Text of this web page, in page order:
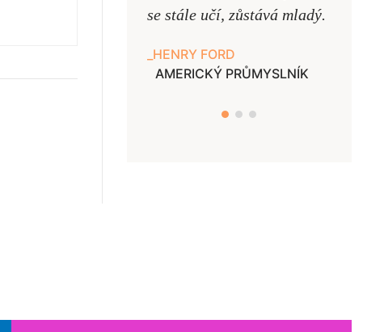
se stále učí, zůstává mladý.
HENRY FORD
AMERICKÝ PRŮMYSLNÍK